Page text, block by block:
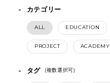
カテゴリー
ALL EDUCATION
PROJECT ACADEMY
タグ (複数選択可)